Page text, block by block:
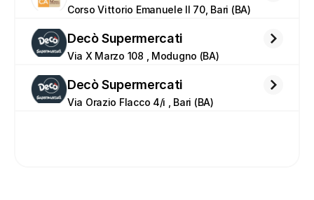
Corso Vittorio Emanuele Il 70, Bari (BA)
Decò Supermercati
Via X Marzo 108 , Modugno (BA)
Decò Supermercati
Via Orazio Flacco 4/i , Bari (BA)